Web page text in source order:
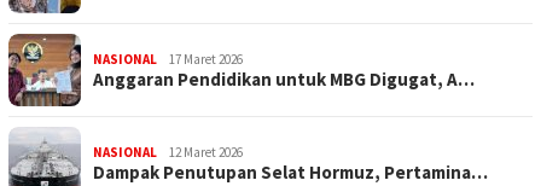
NASIONAL 17 Maret 2026
Anggaran Pendidikan untuk MBG Digugat, A…
NASIONAL 12 Maret 2026
Dampak Penutupan Selat Hormuz, Pertamina…